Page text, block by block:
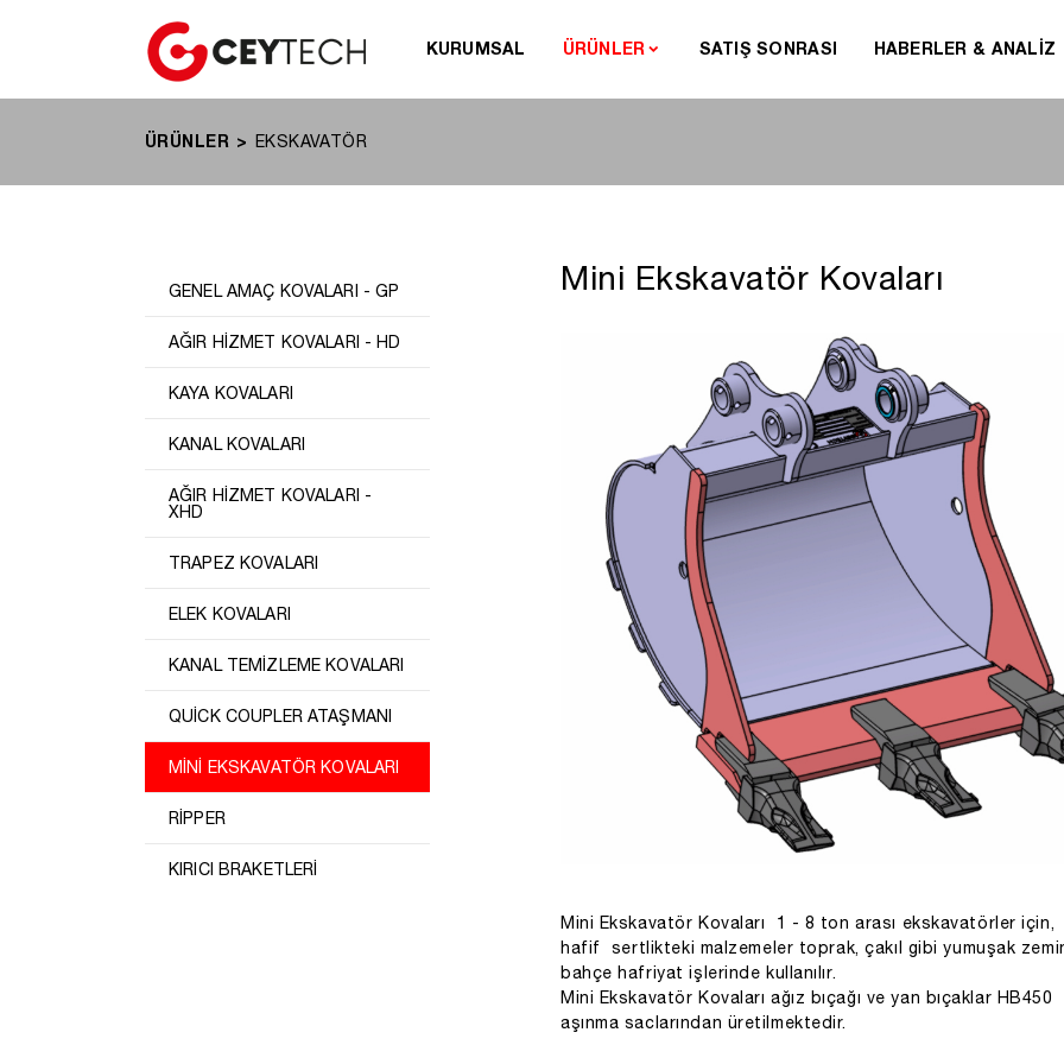
KURUMSAL ÜRÜNLER SATIŞ SONRASI HABERLER & ANALİZ
ÜRÜNLER EKSKAVATÖR
GENEL AMAÇ KOVALARI - GP
AĞIR HİZMET KOVALARI - HD
KAYA KOVALARI
KANAL KOVALARI
AĞIR HİZMET KOVALARI -
XHD
TRAPEZ KOVALARI
ELEK KOVALARI
KANAL TEMİZLEME KOVALARI
QUİCK COUPLER ATAŞMANI
MİNİ EKSKAVATÖR KOVALARI
RİPPER
KIRICI BRAKETLERİ
Mini Ekskavatör Kovaları
Mini Ekskavatör Kovaları 1 - 8 ton arası ekskavatörler için,
hafif sertlikteki malzemeler toprak, çakıl gibi yumuşak
bahçe hafriyat işlerinde kullanılır.
Mini Ekskavatör Kovaları ağız bıçağı ve yan bıçaklar HB450
aşınma saclarından üretilmektedir.